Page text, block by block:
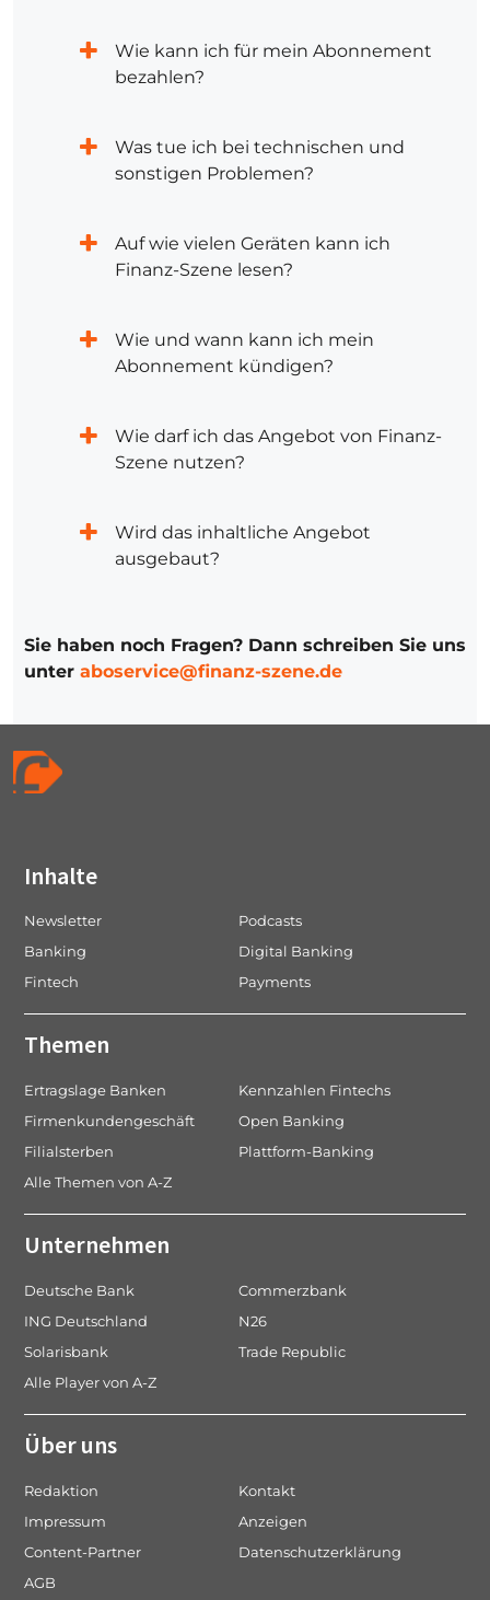
Wie kann ich für mein Abonnement
bezahlen?
Was tue ich bei technischen und
sonstigen Problemen?
Auf wie vielen Geräten kann ich
Finanz-Szene lesen?
Wie und wann kann ich mein
Abonnement kündigen?
Wie darf ich das Angebot von Finanz-
Szene nutzen?
Wird das inhaltliche Angebot
ausgebaut?
Sie haben noch Fragen? Dann schreiben Sie uns
unter aboservice@finanz-szene.de
Inhalte
Newsletter
Podcasts
Banking
Digital Banking
Fintech
Payments
Themen
Ertragslage Banken
Kennzahlen Fintechs
Firmenkundengeschäft
Open Banking
Filialsterben
Plattform-Banking
Alle Themen von A-Z
Unternehmen
Deutsche Bank
Commerzbank
ING Deutschland
N26
Solarisbank
Trade Republic
Alle Player von A-Z
Über uns
Redaktion
Kontakt
Impressum
Anzeigen
Content-Partner
Datenschutzerklärung
AGB